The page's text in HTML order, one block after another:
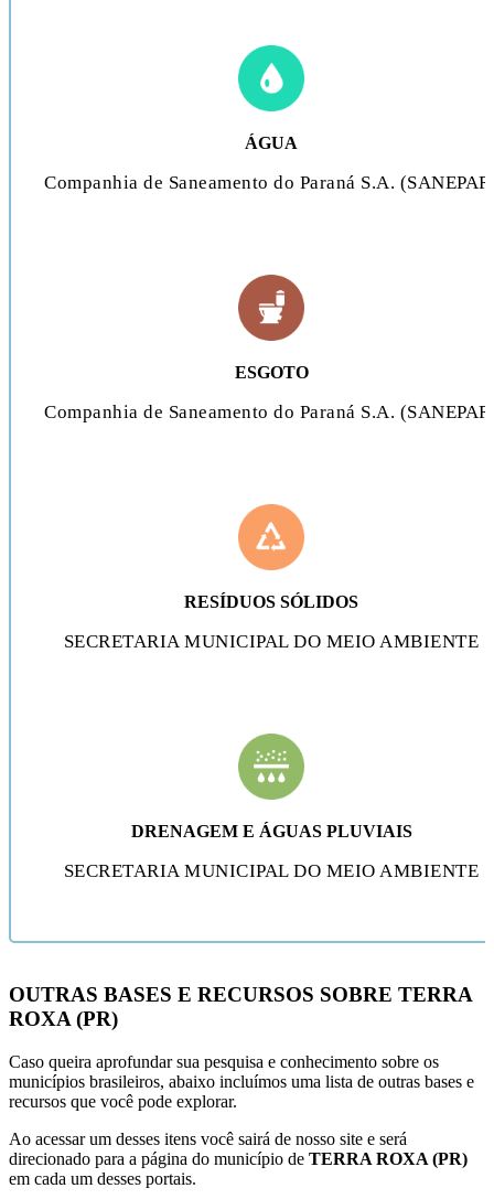
ÁGUA
Companhia de Saneamento do Paraná S.A.
ESGOTO
Companhia de Saneamento do Paraná S.A.
RESÍDUOS SÓLIDOS
SECRETARIA MUNICIPAL DO MEIO AMBIENTE
DRENAGEM E ÁGUAS PLUVIAIS
SECRETARIA MUNICIPAL DO MEIO AMBIENTE
OUTRAS BASES E RECURSOS SOBRE TERRA
ROXA (PR)
Caso queira aprofundar sua pesquisa e conhecimento sobre os
municípios brasileiros, abaixo incluímos uma lista de outras bases e
recursos que você pode explorar.
Ao acessar um desses itens você sairá de nosso site e será
direcionado para a página do município de TERRA ROXA (PR)
em cada um desses portais.